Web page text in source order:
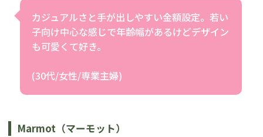
カジュアルさと手が出しやすい金額設定。若い
子向け中心な感じで年齢幅があるけどデザイン
も可愛くて好き。
(30代/女性/専業主婦)
Marmot（マーモット）